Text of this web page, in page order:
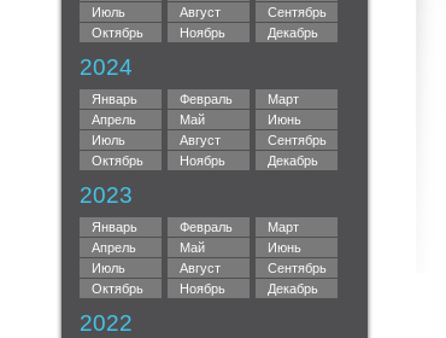
Июль
Август
Сентябрь
Октябрь
Ноябрь Декабрь
2024
Январь Февраль
Март
Апрель
Май
Июнь
Июль
Август
Сентябрь
Октябрь
Ноябрь Декабрь
2023
Январь Февраль
Март
Апрель
Май
Июнь
Июль
Август
Сентябрь
Октябрь
Ноябрь Декабрь
2022